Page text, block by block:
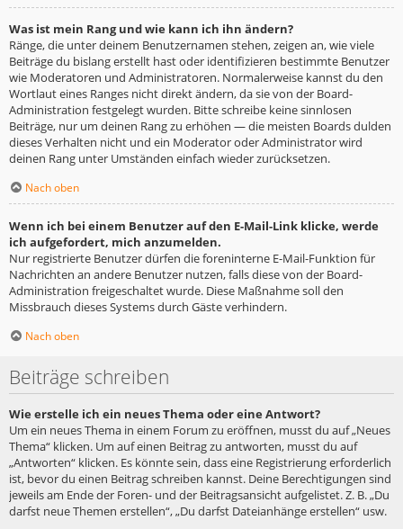
Was ist mein Rang und wie kann ich ihn ändern?
Ränge, die unter deinem Benutzernamen stehen, zeigen an, wie viele
Beiträge du bislang erstellt hast oder identifizieren bestimmte Benutzer
wie Moderatoren und Administratoren. Normalerweise kannst du den
Wortlaut eines Ranges nicht direkt ändern, da sie von der Board-
Administration festgelegt wurden. Bitte schreibe keine sinnlosen
Beiträge, nur um deinen Rang zu erhöhen — die meisten Boards dulden
dieses Verhalten nicht und ein Moderator oder Administrator wird
deinen Rang unter Umständen einfach wieder zurücksetzen.
Nach oben
Wenn ich bei einem Benutzer auf den E-Mail-Link klicke, werde
ich aufgefordert, mich anzumelden.
Nur registrierte Benutzer dürfen die foreninterne E-Mail-Funktion für
Nachrichten an andere Benutzer nutzen, falls diese von der Board-
Administration freigeschaltet wurde. Diese Maßnahme soll den
Missbrauch dieses Systems durch Gäste verhindern.
Nach oben
Beiträge schreiben
Wie erstelle ich ein neues Thema oder eine Antwort?
Um ein neues Thema in einem Forum zu eröffnen, musst du auf „Neues
Thema“ klicken. Um auf einen Beitrag zu antworten, musst du auf
„Antworten“ klicken. Es könnte sein, dass eine Registrierung erforderlich
ist, bevor du einen Beitrag schreiben kannst. Deine Berechtigungen sind
jeweils am Ende der Foren- und der Beitragsansicht aufgelistet. Z. B. „Du
darfst neue Themen erstellen“, „Du darfst Dateianhänge erstellen“ usw.